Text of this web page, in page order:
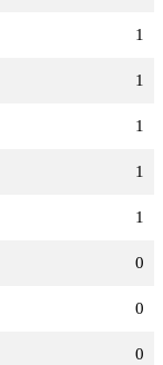
1
1
1
1
1
0
0
0